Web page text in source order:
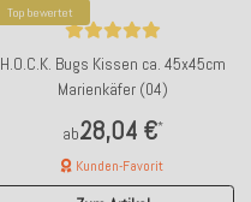
Top bewertet
H.O.C.K. Bugs Kissen ca. 45x45cm
Marienkäfer (04)
ab28,04 €*
Kunden-Favorit